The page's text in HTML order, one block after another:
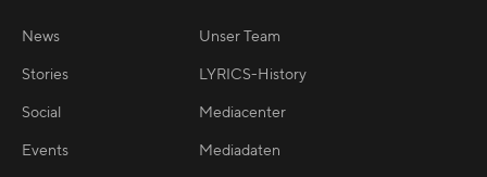
News
Stories
Social
Events
Unser Team
LYRICS-History
Mediacenter
Mediadaten